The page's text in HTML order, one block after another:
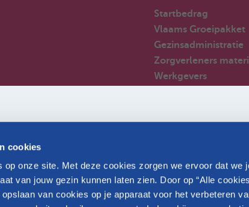
cookies
op onze site. Met deze cookies zorgen we ervoor dat we
van jouw gezin kunnen laten zien. Door op “Alle
van cookies op je apparaat voor het verbeteren
Startbedrag
Vlaams Groeipakket
Gezinsadministratie
Zorgverleners
Werkgevers
Huizen van het kind